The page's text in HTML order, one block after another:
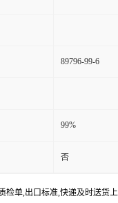
89796-99-6
99%
否
检单,出口标准,快递及时送货